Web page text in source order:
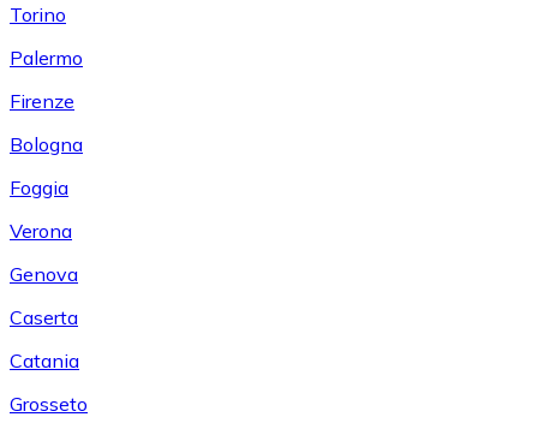
Torino
Palermo
Firenze
Bologna
Foggia
Verona
Genova
Caserta
Catania
Grosseto